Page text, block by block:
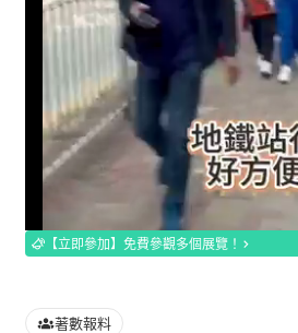
【立即參加】免費參觀多個展覽！
著數報料